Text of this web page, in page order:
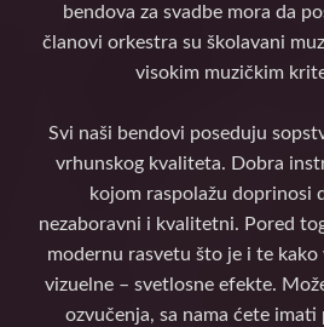
bendova za svadbe mora da
članovi orkestra su školavani
visokim muzičkim
Svi naši bendovi poseduju
vrhunskog kvaliteta. Dobra
kojom raspolažu doprinosi
nezaboravni i kvalitetni. Pored
modernu rasvetu što je i te kako
vizuelne – svetlosne efekte.
ozvučenja, sa nama ćete